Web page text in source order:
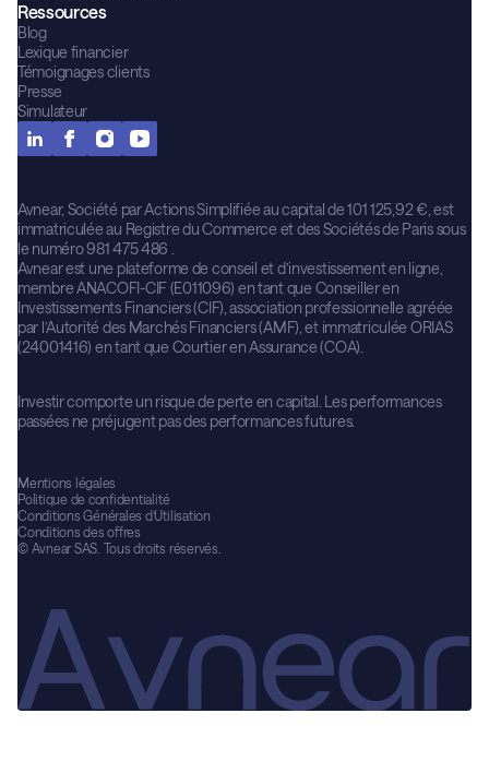
Ressources
Blog
Lexique financier
Témoignages clients
Presse
Simulateur
Avnear, Société par Actions Simplifiée au capital de 101 125,92 €, est
immatriculée au Registre du Commerce et des Sociétés de Paris sous
le numéro 981 475 486 .
Avnear est une plateforme de conseil et d’investissement en ligne,
membre ANACOFI-CIF (E011096) en tant que Conseiller en
Investissements Financiers (CIF), association professionnelle agréée
par l’Autorité des Marchés Financiers (AMF), et immatriculée ORIAS
(24001416) en tant que Courtier en Assurance (COA).
Investir comporte un risque de perte en capital. Les performances
passées ne préjugent pas des performances futures.
© Avnear SAS. Tous droits réservés.
Mentions légales
Politique de confidentialité
Conditions Générales d’Utilisation
Conditions des offres